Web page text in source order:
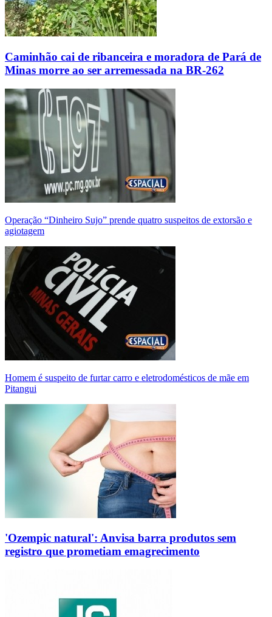
Caminhão cai de ribanceira e moradora de Pará de
Minas morre ao ser arremessada na BR-262
Operação “Dinheiro Sujo” prende quatro suspeitos de extorsão e
agiotagem
Homem é suspeito de furtar carro e eletrodomésticos de mãe em
Pitangui
'Ozempic natural': Anvisa barra produtos sem
registro que prometiam emagrecimento